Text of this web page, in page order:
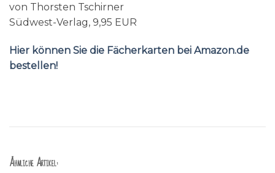
von Thorsten Tschirner
Südwest-Verlag, 9,95 EUR
Hier können Sie die Fächerkarten bei Amazon.de
bestellen!
Ähnliche Artikel: